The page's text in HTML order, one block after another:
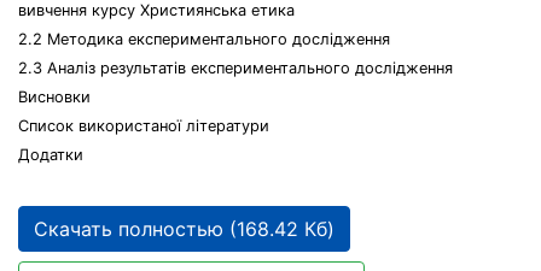
вивчення курсу Християнська етика
2.2 Методика експериментального дослідження
2.3 Аналіз результатів експериментального дослідження
Висновки
Список використаної літератури
Додатки
Скачать полностью (168.42 Кб)